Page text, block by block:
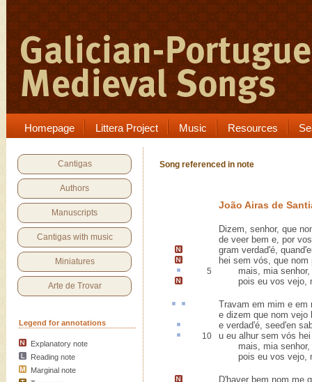
Homepage Littera Project Music Resources
Cantigas
Authors
Manuscripts
Cantigas with music
Miniatures
Arte de Trovar
Legend for annotations
Explanatory note
Reading note
Marginal note
Song referenced in note
João Airas de
Dizem, senhor, que
de veer bem e, por
gram verdad'é,
hei sem vós, que
5
mais, mia senhor,
pois eu vos vejo,
Travam em mim e em
e dizem que nom vejo
e verdad'é, seed'en
10
u eu alhur sem vós
mais, mia senhor,
pois eu vos vejo,
D'haver bem nom me